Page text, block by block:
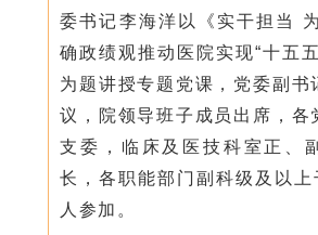
委书记李海洋以《实干担当
确政绩观推动医院实现“十五
为题讲授专题党课，党委副书
议，院领导班子成员出席，各
支委，临床及医技科室正、
长，各职能部门副科级及以
人参加。